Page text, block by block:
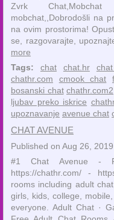
‎Zvrk
mobchat,,Dobrodošli na
na ovim prostorima!
se, razgovarajte,
more
Tags:
chat chat.hr
chathr.com
cmook chat
bosanski chat chathr.com2
ljubav preko iskrice
upoznavanje avenue chat
CHAT AVENUE
Published on Aug 26, 2019
#1 Chat Avenue -
https://chathr.com/ -
rooms including adult
girls, kids, college,
everyone. Adult Chat ·